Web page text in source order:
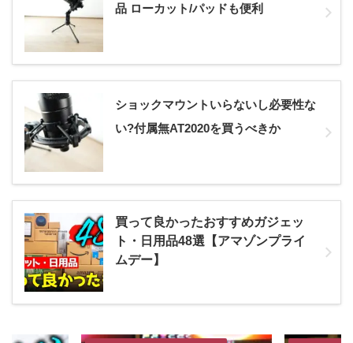
品 ローカット/パッドも便利
ショックマウントいらないし必要性な
い?付属無AT2020を買うべきか
買って良かったおすすめガジェッ
ト・日用品48選【アマゾンプライ
ムデー】